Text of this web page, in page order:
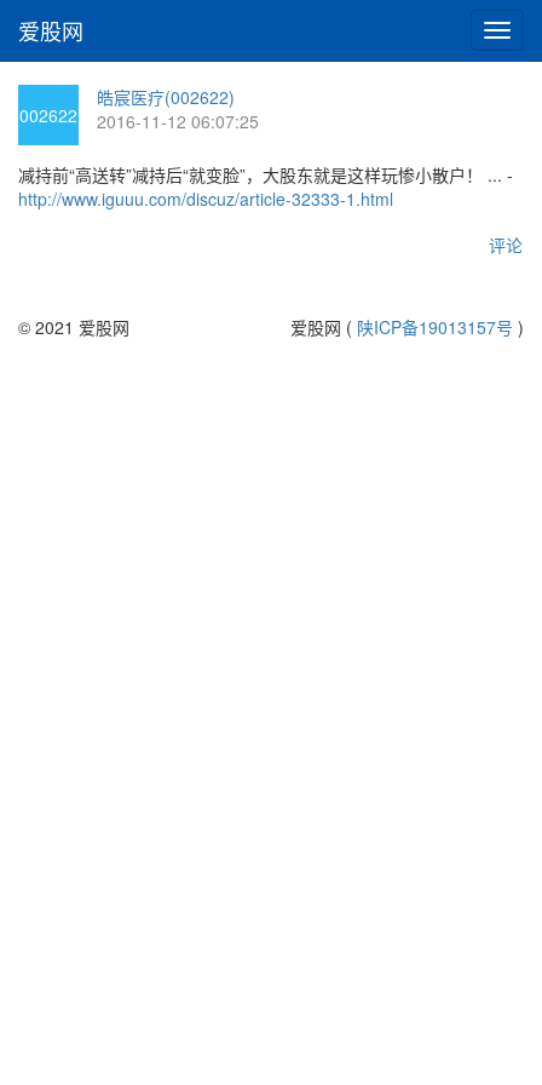
切
换
爱股网
002622
皓宸医疗(002622)
2016-11-12 06:07:25
减持前“高送转”减持后“就变脸”，大股东就是这样玩惨小散户！ ... -
http://www.iguuu.com/discuz/article-32333-1.html
评论
© 2021 爱股网 爱股网 ( 陕ICP备19013157号 )